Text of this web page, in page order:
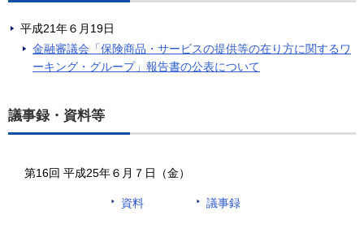
平成21年６月19日
金融審議会「保険商品・サービスの提供等の在り方に関するワ
ーキング・グループ」報告書の公表について
議事録・資料等
第16回 平成25年６月７日（金）
資料 議事録